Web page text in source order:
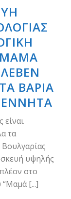
ΒΑΡΙΆ
τα
υψηλής
στο
“Μαμά [...]